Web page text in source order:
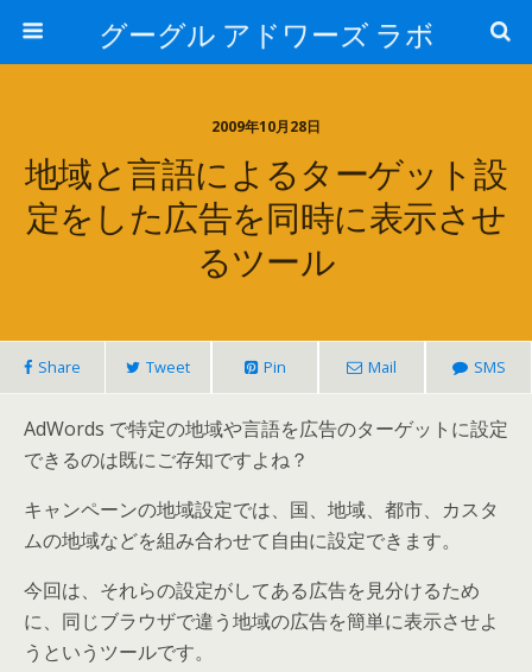
グーグル アドワーズ ラボ
2009年10月28日
地域と言語によるターゲット設
定をした広告を同時に表示させ
るツール
Share Tweet Pin Mail SMS
AdWords で特定の地域や言語を広告のターゲットに設定
できるのは既にご存知ですよね？
キャンペーンの地域設定では、国、地域、都市、カスタ
ムの地域などを組み合わせて自由に設定できます。
今回は、それらの設定がしてある広告を見分けるため
に、同じブラウザで違う地域の広告を簡単に表示させよ
うというツールです。